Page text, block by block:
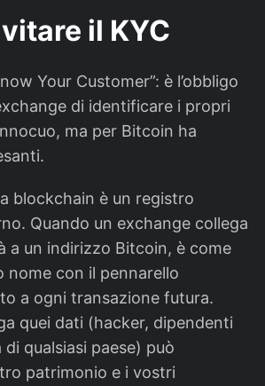
il KYC
Your Customer”: è l’obbligo
di identificare i propri
ma per Bitcoin ha
blockchain è un registro
Quando un exchange collega
a un indirizzo Bitcoin, è come
nome con il pennarello
a ogni transazione futura.
quei dati (hacker, dipendenti
qualsiasi paese) può
patrimonio e i vostri